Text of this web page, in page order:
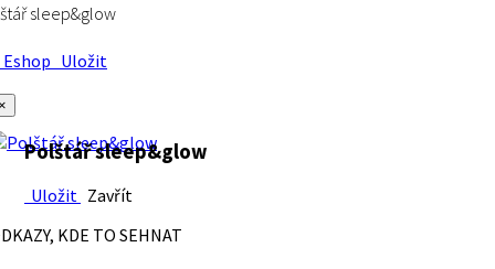
sleep&glow
Uložit
Polštář sleep&glow
Uložit Zavřít
KDE TO SEHNAT